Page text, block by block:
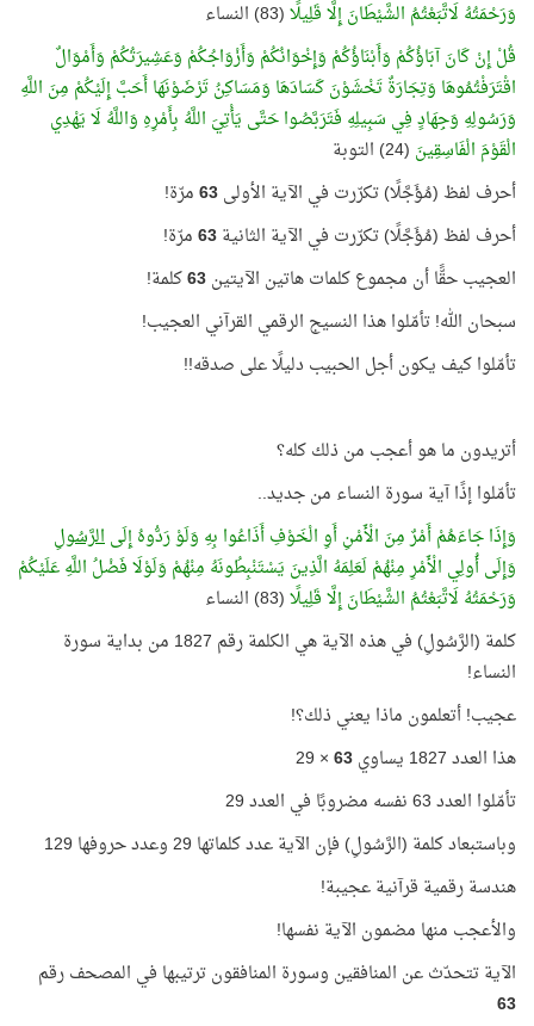
وَرَحْمَتُهُ لَاتَّبَعْتُمُ الشَّيْطَانَ إِلَّا قَلِيلًا(83) النساء
قُلْ إِنْ كَانَ آبَاؤُكُمْ وَأَبْنَاؤُكُمْ وَإِخْوَانُكُمْ وَأَزْوَاجُكُمْ وَعَشِيرَتُكُمْ وَأَمْوَالٌ
اقْتَرَفْتُمُوهَا وَتِجَارَةٌ تَخْشَوْنَ كَسَادَهَا وَمَسَاكِنُ تَرْضَوْنَهَا أَحَبَّ إِلَيْكُمْ مِنَ اللَّهِ
وَرَسُولِهِ وَجِهَادٍ فِي سَبِيلِهِ فَتَرَبَّصُوا حَتَّى يَأْتِيَ اللَّهُ بِأَمْرِهِ وَاللَّهُ لَا يَهْدِي
الْقَوْمَ الْفَاسِقِينَ (24) التوبة
أحرف لفظ (مُؤَجَّلًا) تكرّرت في الآية الأولى63مرّة!
أحرف لفظ (مُؤَجَّلًا) تكرّرت في الآية الثانية63مرّة!
العجيب حقًّا أن مجموع كلمات هاتين الآيتين63كلمة!
سبحان الله! تأمّلوا هذا النسيج الرقمي القرآني العجيب!
تأمّلوا كيف يكون أجل الحبيب دليلًا على صدقه!!
أتريدون ما هو أعجب من ذلك كله؟
تأمّلوا إذًا آية سورة النساء من جديد..
وَإِذَا جَاءَهُمْ أَمْرٌ مِنَ الْأَمْنِ أَوِ الْخَوْفِ أَذَاعُوا بِهِ وَلَوْ رَدُّوهُ إِلَىالرَّسُولِ
وَإِلَى أُولِي الْأَمْرِ مِنْهُمْ لَعَلِمَهُ الَّذِينَ يَسْتَنْبِطُونَهُ مِنْهُمْ وَلَوْلَا فَضْلُ اللَّهِ عَلَيْكُمْ
وَرَحْمَتُهُ لَاتَّبَعْتُمُ الشَّيْطَانَ إِلَّا قَلِيلًا(83) النساء
كلمة (الرَّسُولِ) في هذه الآية هي الكلمة رقم 1827 من بداية سورة
النساء!
عجيب! أتعلمون ماذا يعني ذلك؟!
هذا العدد 1827 يساوي
63
× 29
تأمّلوا العدد 63 نفسه مضروبًا في العدد 29
وباستبعاد كلمة (الرَّسُولِ) فإن الآية عدد كلماتها 29 وعدد حروفها 129
هندسة رقمية قرآنية عجيبة!
والأعجب منها مضمون الآية نفسها!
الآية تتحدّث عن المنافقين وسورة المنافقون ترتيبها في المصحف رقم
63